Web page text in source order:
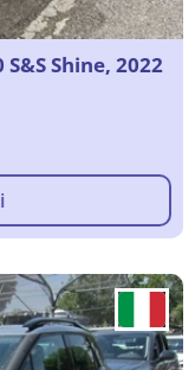
Shine, 2022